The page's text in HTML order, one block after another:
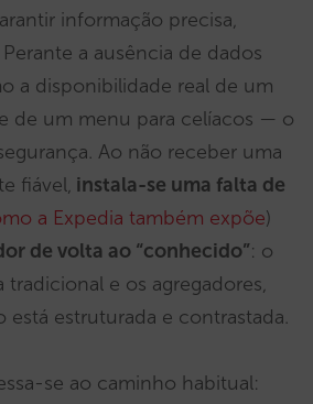
informação precisa,
a ausência de dados
a disponibilidade real de um
de um menu para celíacos — o
Ao não receber uma
fiável, instala-se uma falta de
a Expedia também expõe)
de volta ao “conhecido”: o
e os agregadores,
está estruturada e contrastada.
se ao caminho habitual: